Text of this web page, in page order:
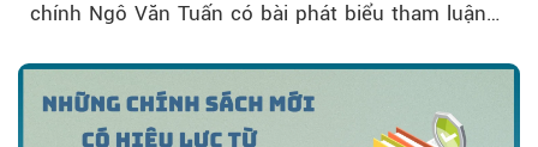
chính Ngô Văn Tuấn có bài phát biểu tham luận